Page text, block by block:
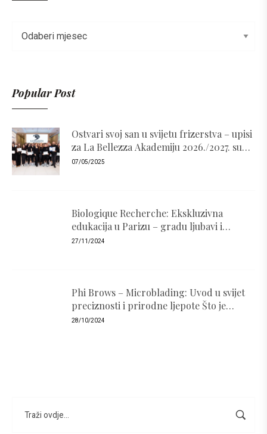
Popular Post
Ostvari svoj san u svijetu frizerstva – upisi
za La Bellezza Akademiju 2026./2027. su
otvoreni!
07/05/2025
Biologique Recherche: Ekskluzivna
edukacija u Parizu – gradu ljubavi i
luksuza
27/11/2024
Phi Brows – Microblading: Uvod u svijet
preciznosti i prirodne ljepote Što je
PhiBrows i zašto je popularan ?
28/10/2024